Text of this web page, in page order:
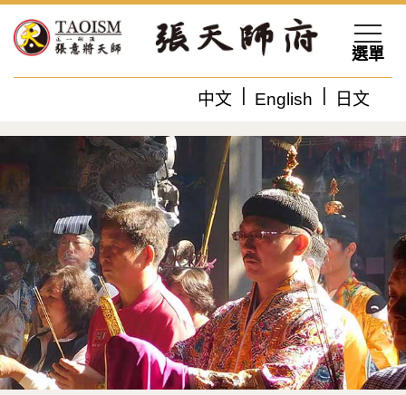
中文 English 日文
選單